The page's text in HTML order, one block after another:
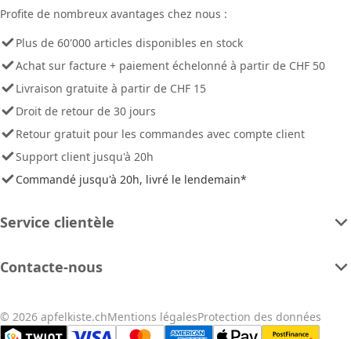
Profite de nombreux avantages chez nous :
Plus de 60'000 articles disponibles en stock
Achat sur facture + paiement échelonné à partir de CHF 50
Livraison gratuite à partir de CHF 15
Droit de retour de 30 jours
Retour gratuit pour les commandes avec compte client
Support client jusqu'à 20h
Commandé jusqu'à 20h, livré le lendemain*
Service clientèle
Contacte-nous
© 2026 apfelkiste.chMentions légalesProtection des données